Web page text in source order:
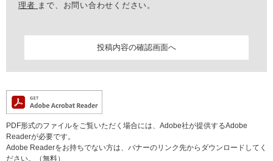
理者 まで、お問い合わせください。
PDF形式のファイルをご覧いただく場合には、Adobe社が提供するAdobe
Readerが必要です。
Adobe Readerをお持ちでない方は、バナーのリンク先からダウンロードしてく
ださい。（無料）